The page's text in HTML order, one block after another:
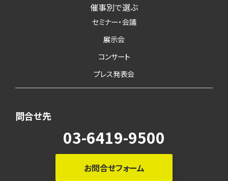
催事別で選ぶ
セミナー・会議
展示会
コンサート
プレス発表会
問合せ先
03-6419-9500
お問合せフォーム